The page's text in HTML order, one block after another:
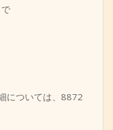
については、8872